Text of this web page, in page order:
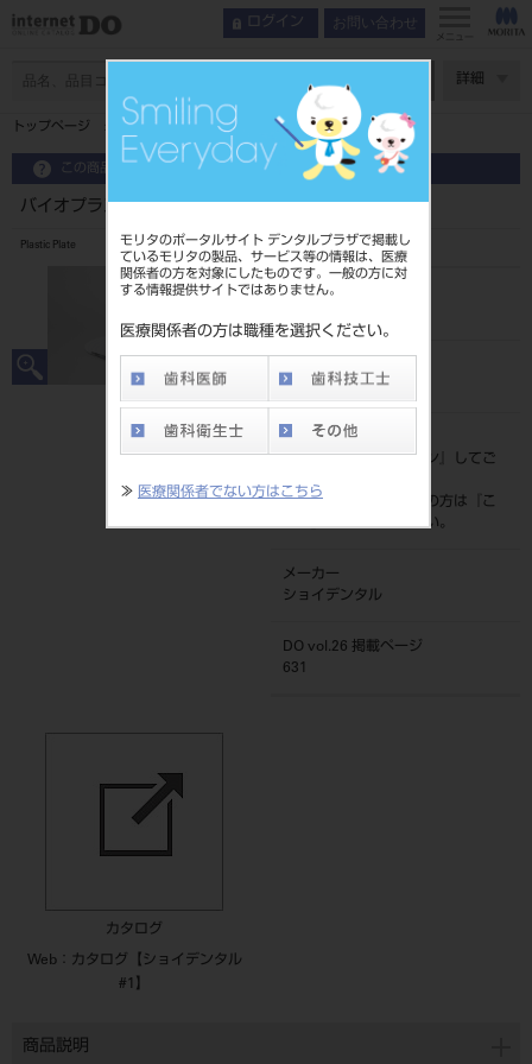
モリタのポータルサイト デンタルプラザで掲載し
ているモリタの製品、サービス等の情報は、医療
関係者の方を対象にしたものです。一般の方に対
する情報提供サイトではありません。
医療関係者の方は職種を選択ください。
≫ 医療関係者でない方はこちら
ログイン お問い合わせ
メニュー
詳細
トップページ バイオプラスト 1．0mm クリア－ ＃3270
この商品に関するお問い合わせ
バイオプラスト 1．0mm クリア－ ＃3270
Plastic Plate
品目コード
4571185644090
標準価格
価格の確認は『ログイン
』してご
ネット会員登録がまだの方は『
こ
ちら』より登録ください。
メーカー
ショイデンタル
DO vol.26 掲載ページ
631
カタログ
Web：カタログ【ショイデンタル
#1】
商品説明